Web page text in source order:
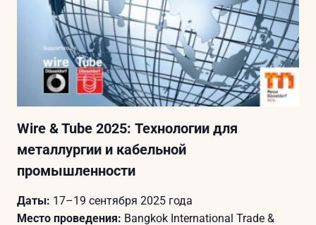
Wire & Tube 2025: Технологии для
металлургии и кабельной
промышленности
Даты: 17–19 сентября 2025 года
Место проведения: Bangkok International Trade &